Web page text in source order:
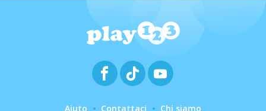
Aiuto Contattaci Chi siamo